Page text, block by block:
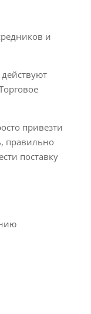
и
привезти
правильно
поставку